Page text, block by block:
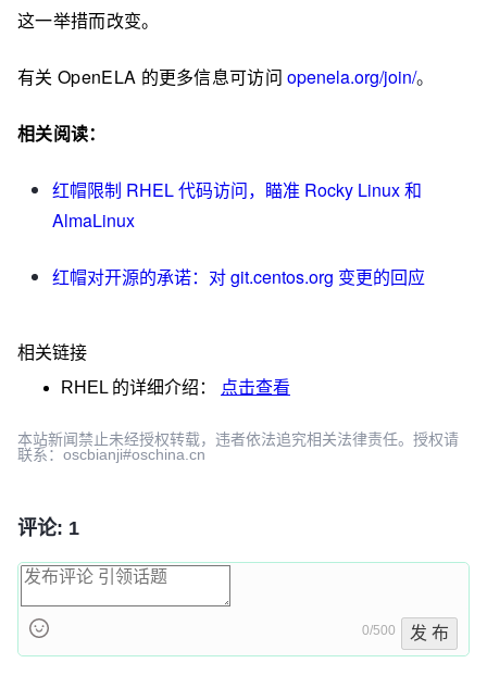
这一举措而改变。
有关 OpenELA 的更多信息可访问openela.org/join/。
相关阅读：
红帽限制 RHEL 代码访问，瞄准 Rocky Linux 和
AlmaLinux
红帽对开源的承诺：对 git.centos.org 变更的回应
相关链接
RHEL 的详细介绍： 点击查看
本站新闻禁止未经授权转载，违者依法追究相关法律责任。授权请
联系：oscbianji#oschina.cn
评论: 1
0/500 发 布